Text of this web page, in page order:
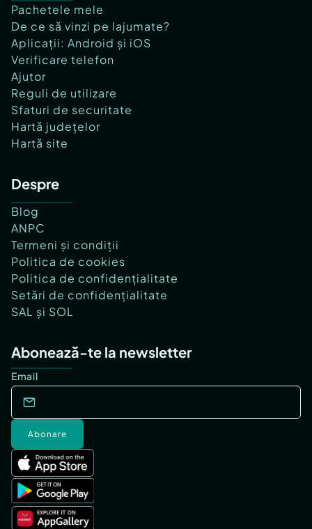
Pachetele mele
De ce să vinzi pe lajumate?
Aplicații: Android și iOS
Verificare telefon
Ajutor
Reguli de utilizare
Sfaturi de securitate
Hartă județelor
Hartă site
Despre
Blog
ANPC
Termeni și condiții
Politica de cookies
Politica de confidențialitate
Setări de confidențialitate
SAL și SOL
Abonează-te la newsletter
Email
Abonare